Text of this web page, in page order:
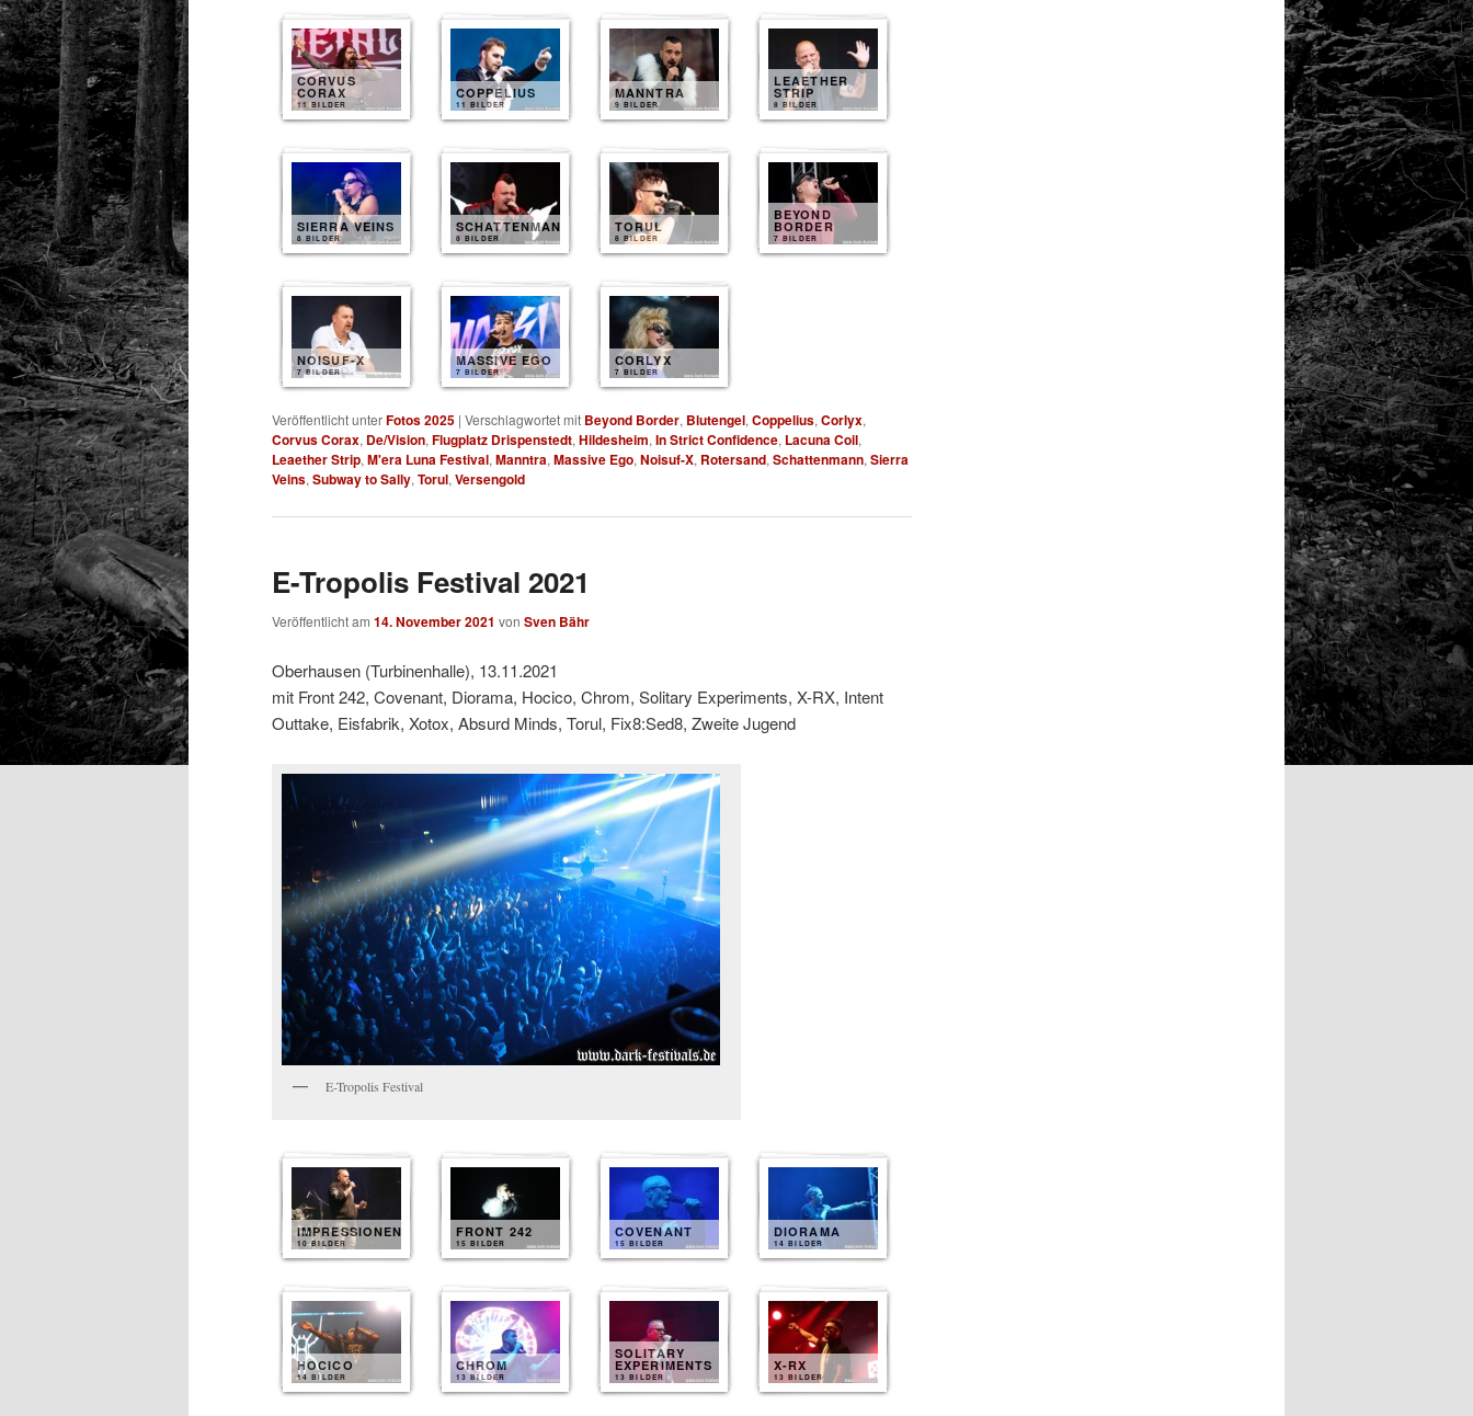
CORVUS
CORAX
11 BILDER
COPPELIUS
11 BILDER
MANNTRA
9 BILDER
LEAETHER
STRIP
8 BILDER
SIERRA VEINS
8 BILDER
SCHATTENMANN
8 BILDER
TORUL
8 BILDER
BEYOND
BORDER
7 BILDER
NOISUF-X
7 BILDER
MASSIVE EGO
7 BILDER
CORLYX
7 BILDER
Veröffentlicht unterFotos 2025 | Verschlagwortet mit Beyond Border, Blutengel,Coppelius,Corlyx,
Corvus Corax, De/Vision,Flugplatz Drispenstedt,Hildesheim,In Strict Confidence, Lacuna Coil,
Leaether Strip,M'era Luna Festival,Manntra,Massive Ego,Noisuf-X, Rotersand,Schattenmann,Sierra
Veins,Subway to Sally,Torul,Versengold
E-Tropolis Festival 2021
Veröffentlicht am 14. November 2021 von Sven Bähr
Oberhausen (Turbinenhalle), 13.11.2021
mit Front 242, Covenant, Diorama, Hocico, Chrom, Solitary Experiments, X-RX, Intent
Outtake, Eisfabrik, Xotox, Absurd Minds, Torul, Fix8:Sed8, Zweite Jugend
E-Tropolis Festival
IMPRESSIONEN
10 BILDER
FRONT 242
15 BILDER
COVENANT
15 BILDER
DIORAMA
14 BILDER
HOCICO
14 BILDER
CHROM
13 BILDER
SOLITARY
EXPERIMENTS
13 BILDER
X-RX
13 BILDER